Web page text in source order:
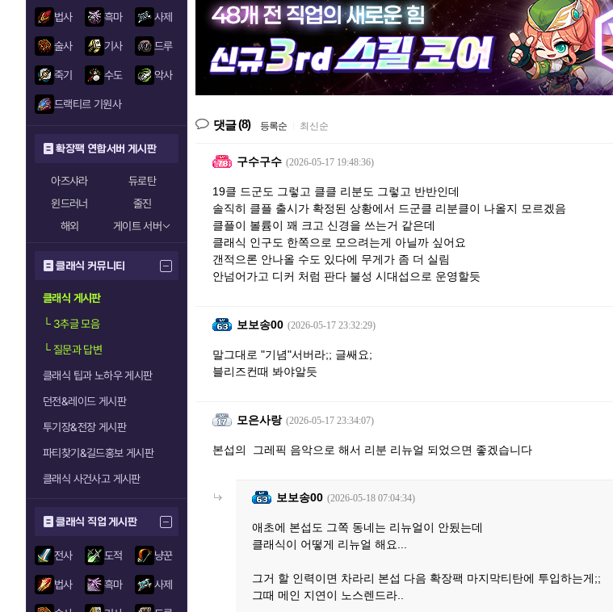
법사 흑마 사제
술사 기사 드루
죽기 수도 악사
드랙티르 기원사
확장팩 연합서버 게시판
아즈샤라
듀로탄
윈드러너
줄진
해외
게이트 서버
클래식 커뮤니티
클래식 게시판
└3추글 모음
└질문과 답변
클래식 팁과 노하우 게시판
던전&레이드 게시판
투기장&전장 게시판
파티찾기&길드홍보 게시판
클래식 사건사고 게시판
클래식 직업 게시판
전사 도적 냥꾼
법사 흑마 사제
댓글(8) 등록순 최신순
구수구수 (2026-05-17 19:48:36)
19클 드군도 그렇고 클클 리분도 그렇고 반반인데
솔직히 클플 출시가 확정된 상황에서 드군클 리분클이 나올지 모르겠음
클플이 볼륨이 꽤 크고 신경을 쓰는거 같은데
클래식 인구도 한쪽으로 모으려는게 아닐까 싶어요
갠적으론 안나올 수도 있다에 무게가 좀 더 실림
안넘어가고 디커 처럼 판다 불성 시대섭으로 운영할듯
보보송00 (2026-05-17 23:32:29)
말그대로 "기념"서버라;; 글쌔요;
블리즈컨때 봐야알듯
모은사랑 (2026-05-17 23:34:07)
본섭의 그레픽 음악으로 해서 리분 리뉴얼 되었으면 좋겠습니다
보보송00 (2026-05-18 07:04:34)
애초에 본섭도 그쪽 동네는 리뉴얼이 안됬는데
클래식이 어떻게 리뉴얼 해요...
그거 할 인력이면 차라리 본섭 다음 확장팩 마지막티탄에 투입하는게;;
그때 메인 지연이 노스렌드라..